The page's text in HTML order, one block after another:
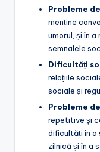
Probleme
menține
umorul, și în
semnalele
Dificultăți
relațiile
sociale și
Probleme
repetitive și
dificultăți în a
zilnică și în a